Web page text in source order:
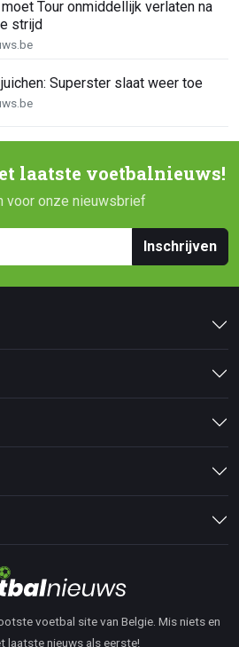
Tour onmiddellijk verlaten na
strijd
Superster slaat weer toe
laatste voetbalnieuws!
voor onze nieuwsbrief
Inschrijven
voetbal site van Belgie. Mis niets en
laatste nieuws als eerste!